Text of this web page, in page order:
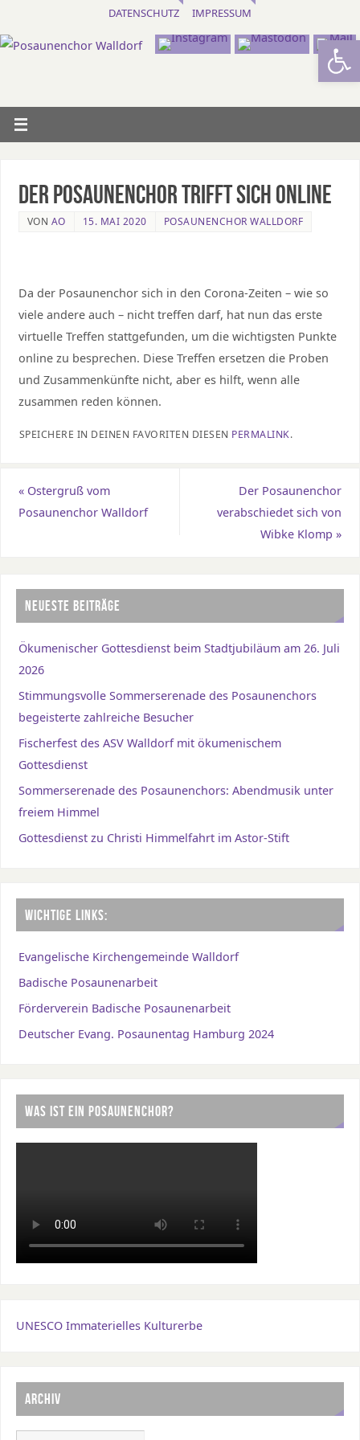
DATENSCHUTZ IMPRESSUM
Der Posaunenchor trifft sich online
VON AO 15. MAI 2020 POSAUNENCHOR WALLDORF
Da der Posaunenchor sich in den Corona-Zeiten – wie so
viele andere auch – nicht treffen darf, hat nun das erste
virtuelle Treffen stattgefunden, um die wichtigsten Punkte
online zu besprechen. Diese Treffen ersetzen die Proben
und Zusammenkünfte nicht, aber es hilft, wenn alle
zusammen reden können.
SPEICHERE IN DEINEN FAVORITEN DIESEN PERMALINK.
«Ostergruß vom
Posaunenchor Walldorf
Der Posaunenchor
verabschiedet sich von
Wibke Klomp»
NEUESTE BEITRÄGE
Ökumenischer Gottesdienst beim Stadtjubiläum am 26. Juli
2026
Stimmungsvolle Sommerserenade des Posaunenchors
begeisterte zahlreiche Besucher
Fischerfest des ASV Walldorf mit ökumenischem
Gottesdienst
Sommerserenade des Posaunenchors: Abendmusik unter
freiem Himmel
Gottesdienst zu Christi Himmelfahrt im Astor-Stift
WICHTIGE LINKS:
Evangelische Kirchengemeinde Walldorf
Badische Posaunenarbeit
Förderverein Badische Posaunenarbeit
Deutscher Evang. Posaunentag Hamburg 2024
WAS IST EIN POSAUNENCHOR?
UNESCO Immaterielles Kulturerbe
ARCHIV